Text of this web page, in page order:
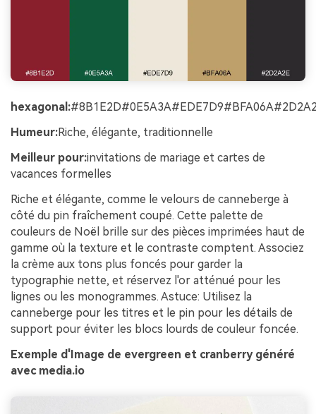
hexagonal:
Humeur:Riche, élégante, traditionnelle
Meilleur pour:invitations de mariage et cartes de
vacances formelles
Riche et élégante, comme le velours de canneberge à
côté du pin fraîchement coupé. Cette palette de
couleurs de Noël brille sur des pièces imprimées haut de
gamme où la texture et le contraste comptent. Associez
la crème aux tons plus foncés pour garder la
typographie nette, et réservez l'or atténué pour les
lignes ou les monogrammes. Astuce: Utilisez la
canneberge pour les titres et le pin pour les détails de
support pour éviter les blocs lourds de couleur foncée.
Exemple d'Image de evergreen et cranberry généré
avec media.io